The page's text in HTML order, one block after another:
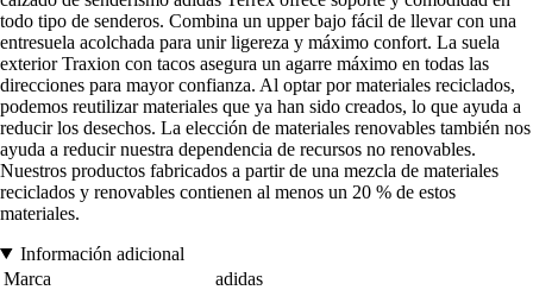
todo tipo de senderos. Combina un upper bajo fácil de llevar con una
entresuela acolchada para unir ligereza y máximo confort. La suela
exterior Traxion con tacos asegura un agarre máximo en todas las
direcciones para mayor confianza. Al optar por materiales reciclados,
podemos reutilizar materiales que ya han sido creados, lo que ayuda a
reducir los desechos. La elección de materiales renovables también nos
ayuda a reducir nuestra dependencia de recursos no renovables.
Nuestros productos fabricados a partir de una mezcla de materiales
reciclados y renovables contienen al menos un 20 % de estos
materiales.
Información adicional
Marca
adidas